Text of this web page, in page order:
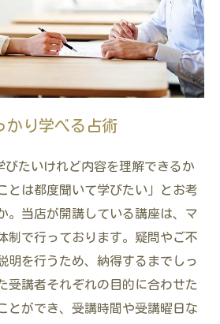
かり学べる占術
びたいけれど内容を理解できるか
とは都度聞いて学びたい」とお考
。当店が開講している講座は、マ
制で行っております。疑問やご不
明を行うため、納得するまでしっ
受講者それぞれの目的に合わせた
とができ、受講時間や受講曜日な